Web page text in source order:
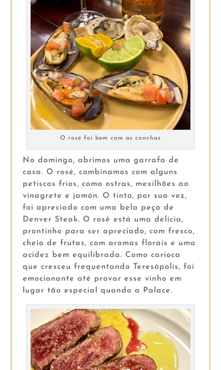
O rosé foi bem com as conchas
No domingo, abrimos uma garrafa de
casa. O rosé, combinamos com alguns
petiscos frios, como ostras, mexilhões ao
vinagrete e jamón. O tinto, por sua vez,
foi apreciado com uma bela peça de
Denver Steak. O rosé está uma delícia,
prontinho para ser apreciado, com fresco,
cheio de frutas, com aromas florais e uma
acidez bem equilibrada. Como carioca
que cresceu frequentando Teresópolis, foi
emocionante até provar esse vinho em
lugar tão especial quando a Palace.